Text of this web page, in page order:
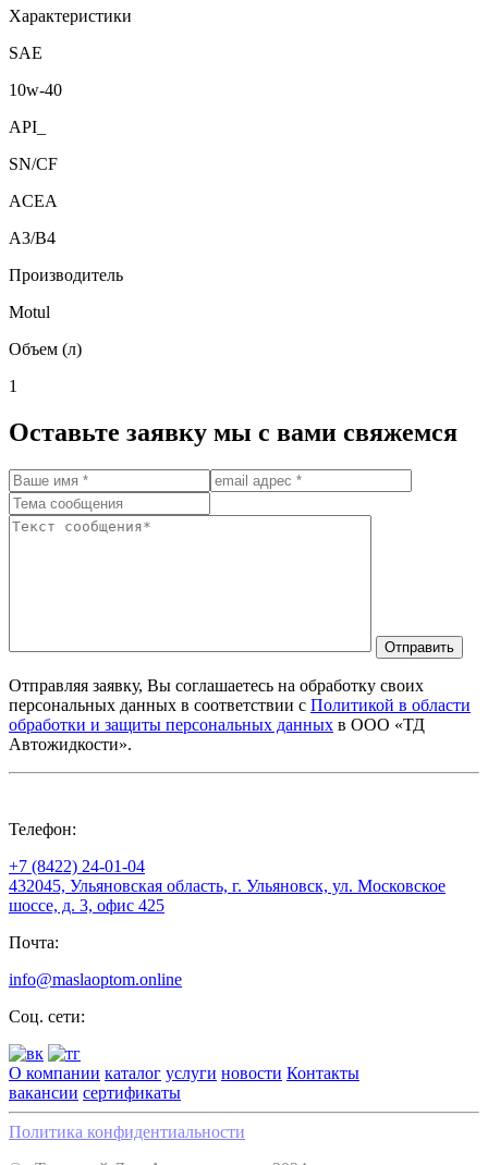
Характеристики
SAE
10w-40
API_
SN/CF
ACEA
A3/B4
Производитель
Motul
Объем (л)
1
Оставьте заявку мы с вами свяжемся
Отправить
Отправляя заявку, Вы соглашаетесь на обработку своих
персональных данных в соответствии с Политикой в области
обработки и защиты персональных данных в ООО «ТД
Автожидкости».
Телефон:
+7 (8422) 24-01-04
432045, Ульяновская область, г. Ульяновск, ул. Московское
шоссе, д. 3, офис 425
Почта:
info@maslaoptom.online
Соц. сети:
О компании каталог услуги новости Контакты
вакансии сертификаты
Политика конфидентиальности